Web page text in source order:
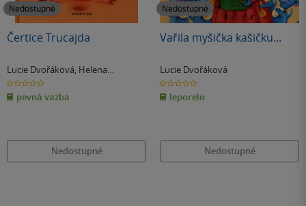
Nedostupné
Čertice Trucajda
Lucie Dvořáková, Helena
Lehečková
0.0
z
5
hvězdiček
pevná vazba
Nedostupné
Nedostupné
Vařila myšička kašičku...
Lucie Dvořáková
0.0
z
5
hvězdiček
leporelo
Nedostupné